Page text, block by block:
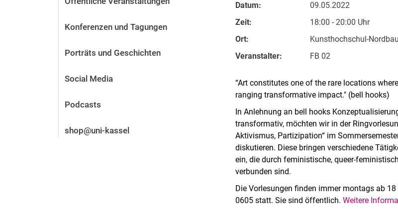
Stellenangebote
Alum­ni und Freunde
Kontakt und Standorte
Konferenzen und Tagungen
Porträts und Geschichten
Social Media
Podcasts
shop@uni-kassel
Datum:
09.05.2022
Zeit:
18:00 - 20:00 Uhr
Ort:
Kunsthochschul-
Veranstalter:
FB 02
“Art constitutes one of the rare locations
ranging transformative impact." (bell hooks)
In Anlehnung an bell hooks
transformativ, möchten wir in der
Aktivismus, Partizipation“ im
diskutieren. Diese bringen verschiedene
ein, die durch feministische, queer-
verbunden sind.
Die Vorlesungen finden immer montags ab
0605 statt. Sie sind öffentlich.Weitere